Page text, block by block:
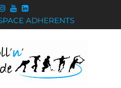
ADHERENTS